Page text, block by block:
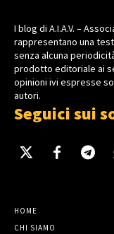
I blog di A.I.A.V. –
rappresentano una
senza alcuna
prodotto editoriale ai
opinioni ivi espresse
autori.
Seguici sui
HOME
CHI SIAMO